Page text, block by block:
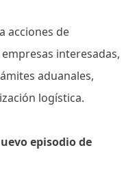
acciones de
interesadas,
aduanales,
logística.
episodio de